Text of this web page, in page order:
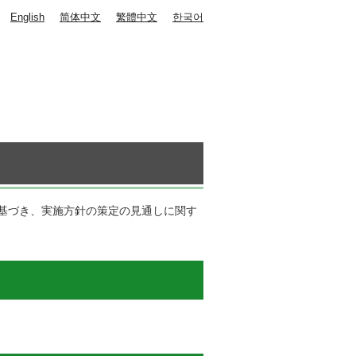
English 简体中文 繁體中文 한국어
づき、実施方針の策定の見通しに関す